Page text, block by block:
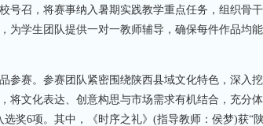
号召，将赛事纳入暑期实践教学重点任务，组织骨
为学生团队提供一对一教师辅导，确保每件作品均
赛。参赛团队紧密围绕陕西县域文化特色，深入
将文化表达、创意构思与市场需求有机结合，充分
奖6项。其中，《时序之礼》(指导教师：侯梦)获“